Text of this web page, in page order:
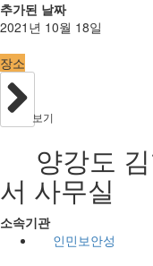
추가된 날짜
2021년 10월 18일
장소
보기
양강도
서 사무실
소속기관
인민보안성